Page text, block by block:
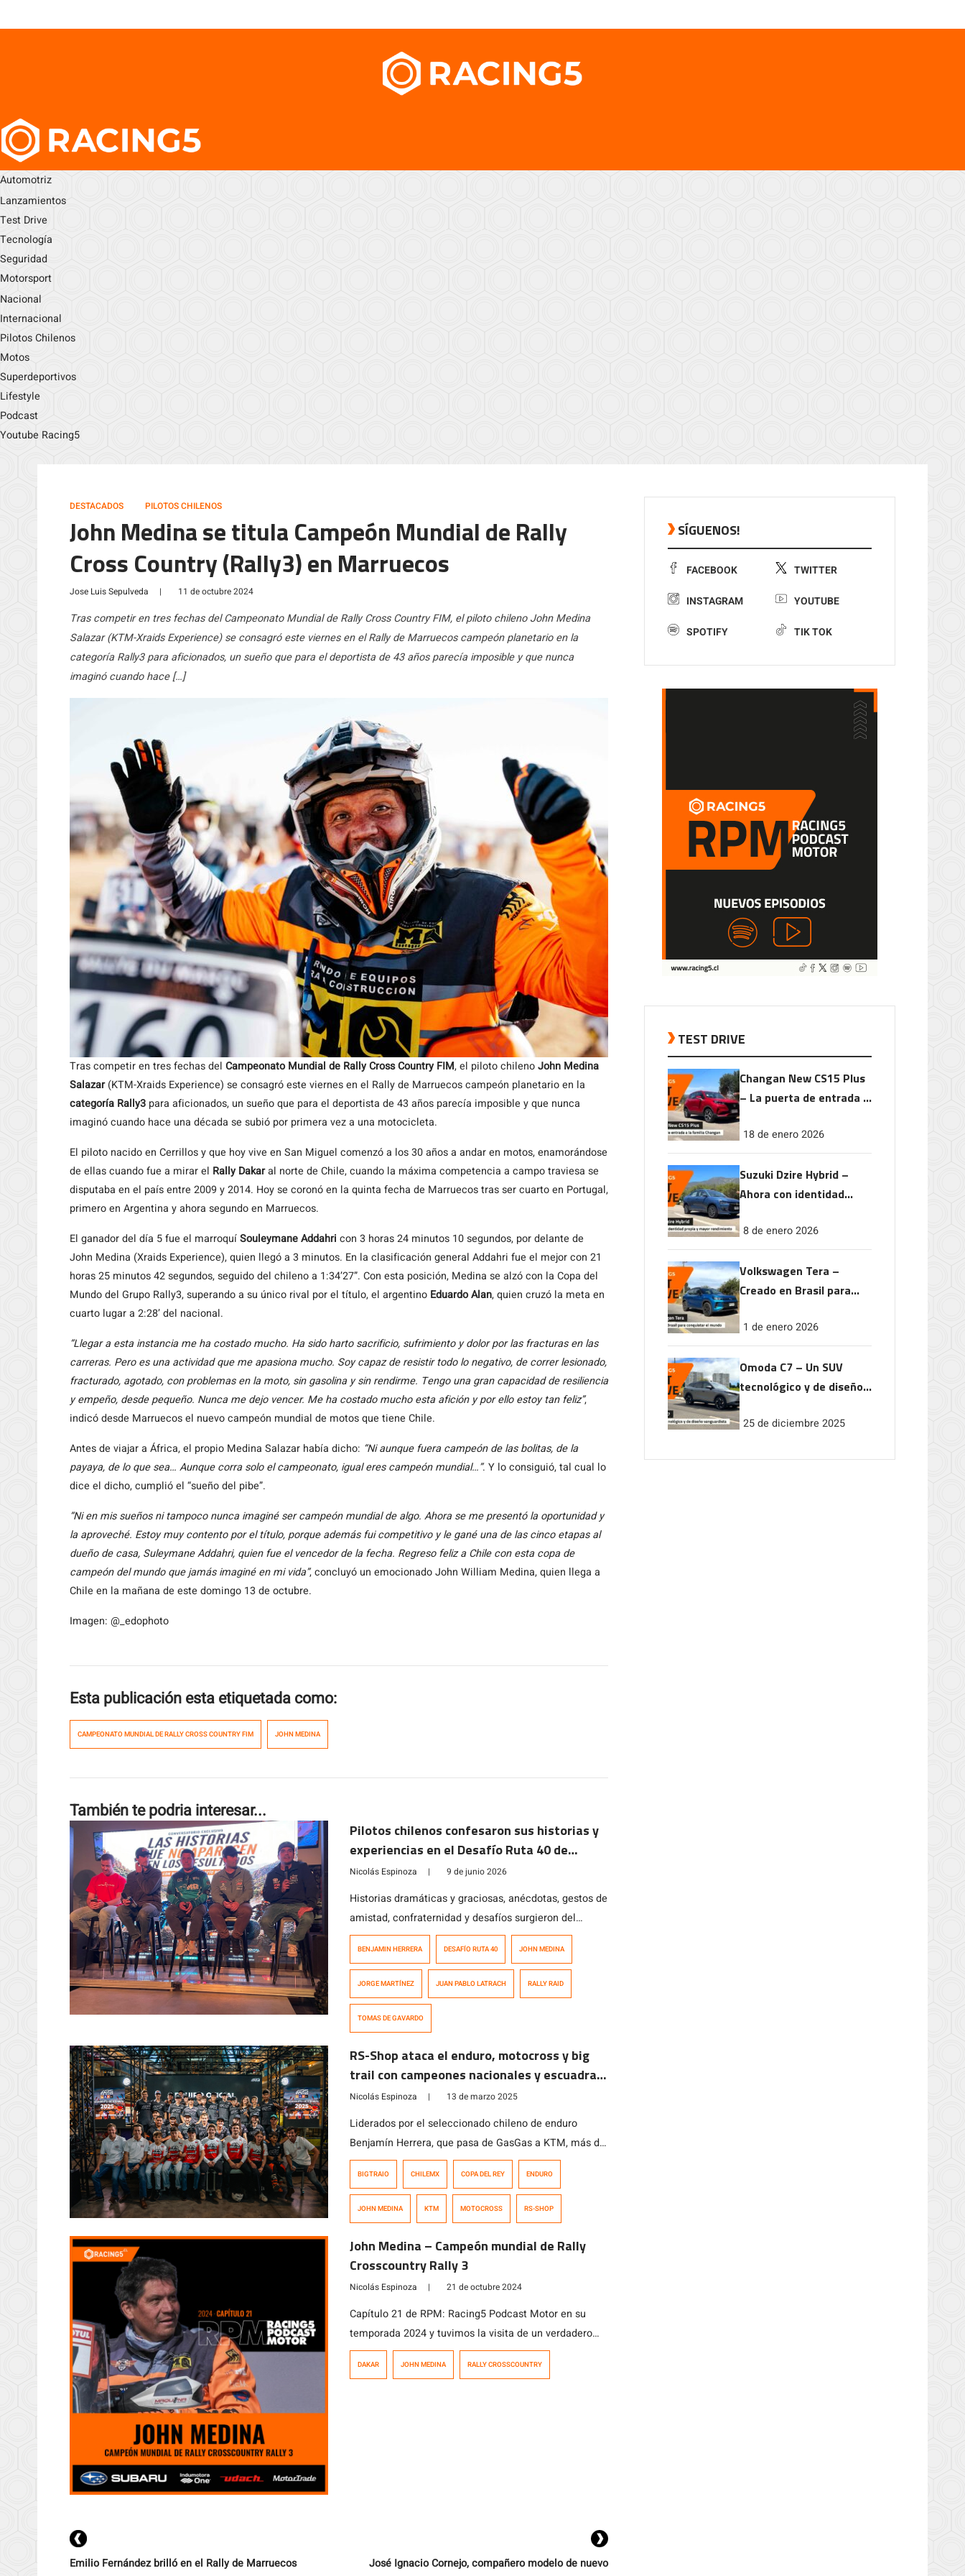
Automotriz
Lanzamientos
Test Drive
Tecnología
Seguridad
Motorsport
Nacional
Internacional
Pilotos Chilenos
Motos
Superdeportivos
Lifestyle
Podcast
Youtube Racing5
DESTACADOS PILOTOS CHILENOS
John Medina se titula Campeón Mundial de Rally
Cross Country (Rally3) en Marruecos
Jose Luis Sepulveda | 11 de octubre 2024
Tras competir en tres fechas del Campeonato Mundial de Rally Cross Country FIM, el piloto chileno John Medina
Salazar (KTM-Xraids Experience) se consagró este viernes en el Rally de Marruecos campeón planetario en la
categoría Rally3 para aficionados, un sueño que para el deportista de 43 años parecía imposible y que nunca
imaginó cuando hace […]
Tras competir en tres fechas del Campeonato Mundial de Rally Cross Country FIM, el piloto chilenoJohn Medina
Salazar(KTM-Xraids Experience) se consagró este viernes en el Rally de Marruecos campeón planetario en la
categoría Rally3 para aficionados, un sueño que para el deportista de 43 años parecía imposible y que nunca
imaginó cuando hace una década se subió por primera vez a una motocicleta.
El piloto nacido en Cerrillos y que hoy vive en San Miguel comenzó a los 30 años a andar en motos, enamorándose
de ellas cuando fue a mirar el Rally Dakaral norte de Chile, cuando la máxima competencia a campo traviesa se
disputaba en el país entre 2009 y 2014. Hoy se coronó en la quinta fecha de Marruecos tras ser cuarto en Portugal,
primero en Argentina y ahora segundo en Marruecos.
El ganador del día 5 fue el marroquíSouleymane Addahri con 3 horas 24 minutos 10 segundos, por delante de
John Medina (Xraids Experience), quien llegó a 3 minutos. En la clasificación general Addahri fue el mejor con 21
horas 25 minutos 42 segundos, seguido del chileno a 1:34’27”. Con esta posición, Medina se alzó con la Copa del
Mundo del Grupo Rally3, superando a su único rival por el título, el argentino Eduardo Alan, quien cruzó la meta en
cuarto lugar a 2:28’ del nacional.
“Llegar a esta instancia me ha costado mucho. Ha sido harto sacrificio, sufrimiento y dolor por las fracturas en las
carreras. Pero es una actividad que me apasiona mucho. Soy capaz de resistir todo lo negativo, de correr lesionado,
fracturado, agotado, con problemas en la moto, sin gasolina y sin rendirme. Tengo una gran capacidad de resiliencia
y empeño, desde pequeño. Nunca me dejo vencer. Me ha costado mucho esta afición y por ello estoy tan feliz”,
indicó desde Marruecos el nuevo campeón mundial de motos que tiene Chile.
Antes de viajar a África, el propio Medina Salazar había dicho: “Ni aunque fuera campeón de las bolitas, de la
payaya, de lo que sea… Aunque corra solo el campeonato, igual eres campeón mundial…”. Y lo consiguió, tal cual lo
dice el dicho, cumplió el “sueño del pibe”.
“Ni en mis sueños ni tampoco nunca imaginé ser campeón mundial de algo. Ahora se me presentó la oportunidad y
la aproveché. Estoy muy contento por el título, porque además fui competitivo y le gané una de las cinco etapas al
dueño de casa, Suleymane Addahri, quien fue el vencedor de la fecha. Regreso feliz a Chile con esta copa de
campeón del mundo que jamás imaginé en mi vida”, concluyó un emocionado John William Medina, quien llega a
Chile en la mañana de este domingo 13 de octubre.
Imagen: @_edophoto
Esta publicación esta etiquetada como:
CAMPEONATO MUNDIAL DE RALLY CROSS COUNTRY FIM JOHN MEDINA
También te podria interesar...
Pilotos chilenos confesaron sus historias y
experiencias en el Desafío Ruta 40 de
Argentina
Nicolás Espinoza | 9 de junio 2026
Historias dramáticas y graciosas, anécdotas, gestos de
amistad, confraternidad y desafíos surgieron del
conversatorio donde participaron cinco de los 11
Campeonato del Mundo de Rally Cross Country la
semana pasada en Argentina durante el Desafío Ruta
40. El evento organizado por los mismos corredores
nacionales se […]
BENJAMIN HERRERA DESAFÍO RUTA 40 JOHN MEDINA
JORGE MARTÍNEZ JUAN PABLO LATRACH RALLY RAID
TOMAS DE GAVARDO
RS-Shop ataca el enduro, motocross y big
trail con campeones nacionales y escuadras
satélite
Nicolás Espinoza | 13 de marzo 2025
Liderados por el seleccionado chileno de enduro
Benjamín Herrera, que pasa de GasGas a KTM, más de
30 treinta pilotos oficiales y cinco escuadras satélite
BIGTRAIO CHILEMX COPA DEL REY ENDURO
JOHN MEDINA KTM MOTOCROSS RS-SHOP
John Medina – Campeón mundial de Rally
Crosscountry Rally 3
Nicolás Espinoza | 21 de octubre 2024
Capítulo 21 de RPM: Racing5 Podcast Motor en su
temporada 2024 y tuvimos la visita de un verdadero
campeón mundial. Es John Medina, piloto de Rally
DAKAR JOHN MEDINA RALLY CROSSCOUNTRY
Emilio Fernández brilló en el Rally de Marruecos
José Ignacio Cornejo, compañero modelo de nuevo
SÍGUENOS!
FACEBOOK TWITTER
INSTAGRAM YOUTUBE
SPOTIFY TIK TOK
TEST DRIVE
Changan New CS15 Plus
– La puerta de entrada a
18 de enero 2026
Suzuki Dzire Hybrid –
Ahora con identidad
rendimiento
8 de enero 2026
Volkswagen Tera –
Creado en Brasil para
1 de enero 2026
Omoda C7 – Un SUV
tecnológico y de diseño
25 de diciembre 2025